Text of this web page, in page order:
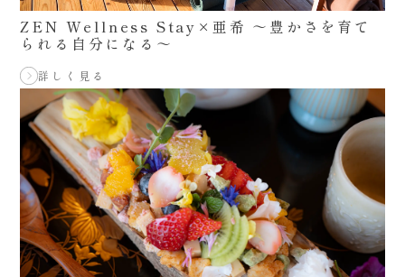
ZEN Wellness Stay×亜希 ～豊かさを育て
られる自分になる～
詳しく見る